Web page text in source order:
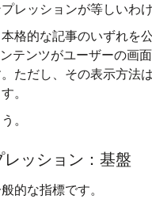
レッションが等しいわけ
格的な記事のいずれを
テンツがユーザーの画
ただし、その表示方法
。
。
レッション：基盤
的な指標です。